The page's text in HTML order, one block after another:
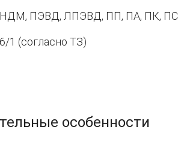
ПЭВД, ЛПЭВД, ПП, ПА, ПК, ПС
1 (согласно ТЗ)
особенности